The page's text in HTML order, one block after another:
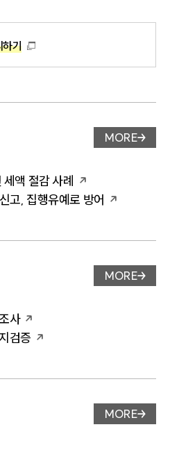
하기
업무사례
MORE
액 절감 사례
고, 집행유예로 방어
업무분야
MORE
사
검증
변호사 페
MORE